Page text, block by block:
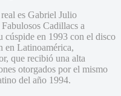
es Gabriel Julio
Cadillacs a
cúspide en 1993 con el disco
en Latinoamérica,
que recibió una alta
otorgados por el mismo
del año 1994.